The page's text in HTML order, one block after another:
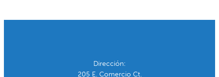
Dirección:
205 E. Comercio Ct.